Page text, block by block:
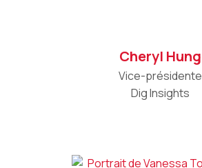
Cheryl Hung
Vice-présidente
Dig Insights